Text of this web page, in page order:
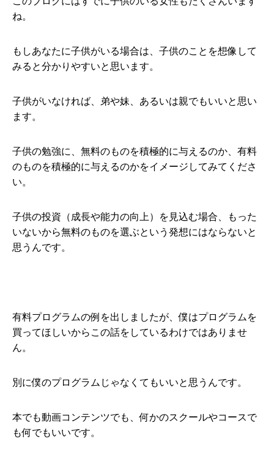
ね。
もしあなたに子供がいる場合は、子供のことを想像して
みると分かりやすいと思います。
子供がいなければ、弟や妹、あるいは親でもいいと思い
ます。
子供の勉強に、無料のものを積極的に与えるのか、有料
のものを積極的に与えるのかをイメージしてみてくださ
い。
子供の投資（成長や能力の向上）を見込む場合、もった
いないから無料のものを選ぶという発想にはならないと
思うんです。
有料プログラムの例を出しましたが、僕はプログラムを
買ってほしいからこの話をしているわけではありませ
ん。
別に僕のプログラムじゃなくてもいいと思うんです。
本でも動画コンテンツでも、何かのスクールやコースで
も何でもいいです。